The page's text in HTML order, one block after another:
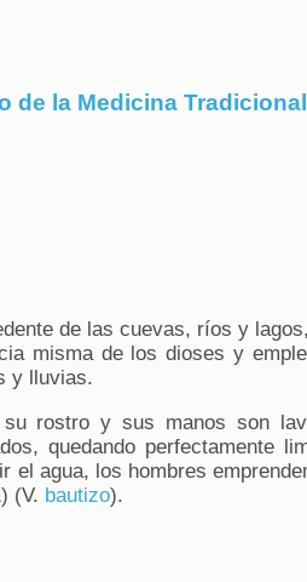
de la Medicina
de las cuevas, ríos y
misma de los dioses y
y lluvias.
su rostro y sus manos son
quedando perfectamente
el agua, los hombres
(V. bautizo).